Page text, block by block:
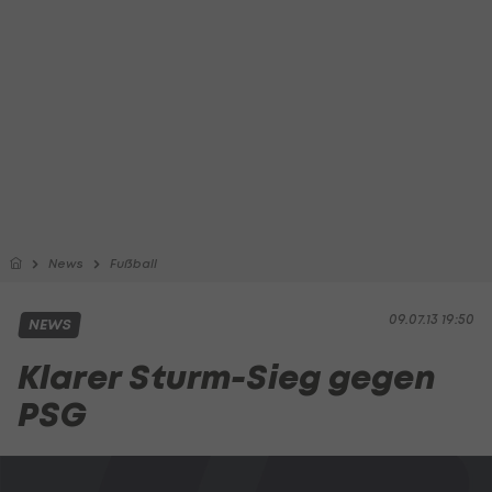
News Fußball
09.07.13 19:50
NEWS
Klarer Sturm-Sieg gegen
PSG